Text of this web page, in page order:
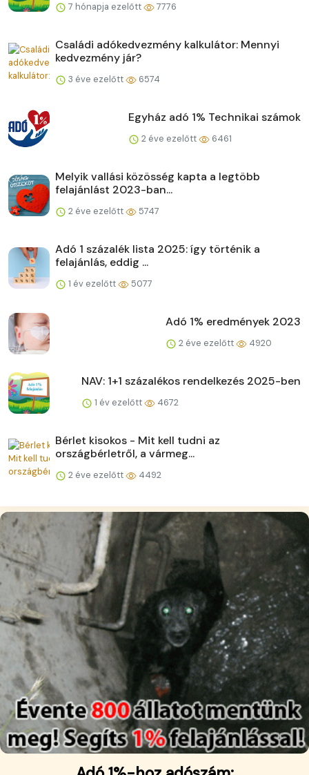
7 hónapja ezelőtt 7776
Családi adókedvezmény kalkulátor: Mennyi
kedvezmény jár?
3 éve ezelőtt 6574
Egyház adó 1% Technikai számok
2 éve ezelőtt 6461
Melyik vallási közösség kapta a legtöbb
felajánlást 2023-ban...
2 éve ezelőtt 5747
Adó 1 százalék lista 2025: így történik a
felajánlás, eddig ...
1 év ezelőtt 5077
Adó 1% eredmények 2023
2 éve ezelőtt 4920
NAV: 1+1 százalékos rendelkezés 2025-ben
1 év ezelőtt 4672
Bérlet kisokos - Mit kell tudni az
országbérletről, a vármeg...
2 éve ezelőtt 4492